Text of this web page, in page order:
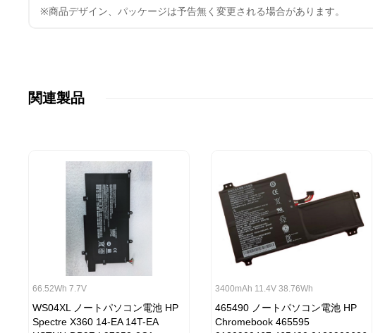
※商品デザイン、パッケージは予告無く変更される場合があります。
関連製品
66.52Wh 7.7V
WS04XL ノートパソコン電池 HP
Spectre X360 14-EA 14T-EA
3400mAh 11.4V 38.76Wh
465490 ノートパソコン電池 HP
Chromebook 465595